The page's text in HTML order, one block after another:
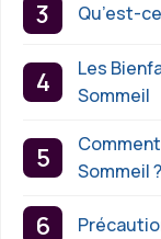
Qu’est-
Les
Sommeil
Sommeil ?